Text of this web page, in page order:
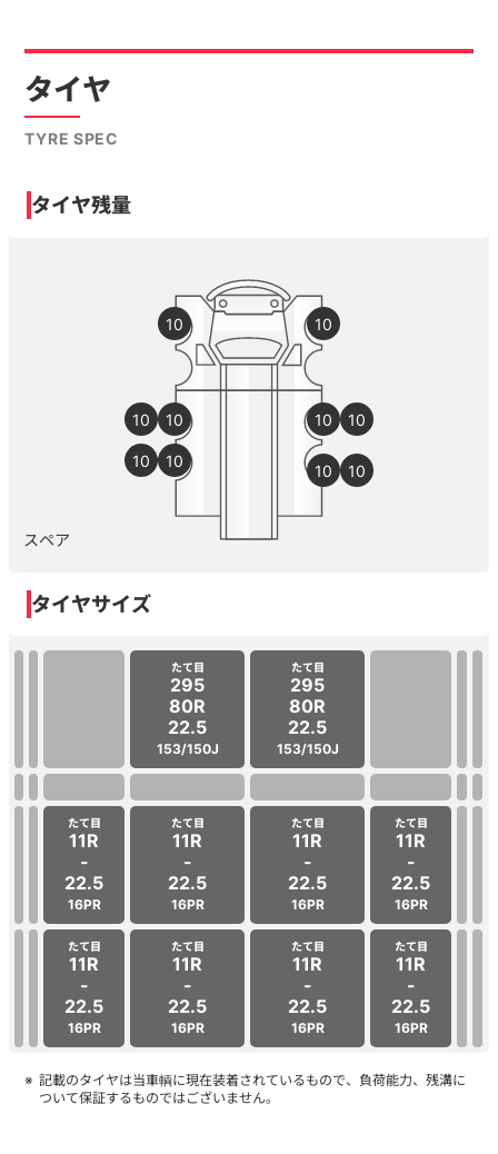
タイヤ
TYRE SPEC
タイヤ残量
10 10
10
10 10 10
10
10
10 10
スペア
タイヤサイズ
たて目
295
80R
22.5
153/150J
たて目
295
80R
22.5
153/150J
たて目
11R
-
22.5
16PR
たて目
11R
-
22.5
16PR
たて目
11R
-
22.5
16PR
たて目
11R
-
22.5
16PR
たて目
11R
-
22.5
16PR
たて目
11R
-
22.5
16PR
たて目
11R
-
22.5
16PR
たて目
11R
-
22.5
16PR
記載のタイヤは当車輌に現在装着されているもので、負荷能力、残溝に
ついて保証するものではございません。